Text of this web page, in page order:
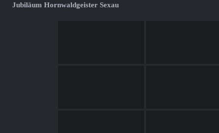
Jubiläum Hornwaldgeister Sexau